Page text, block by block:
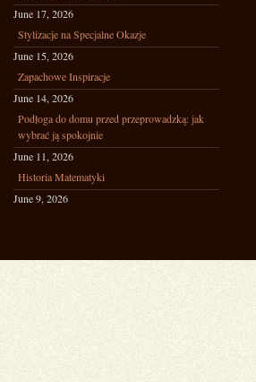
June 17, 2026
Stylizacje na Specjalne Okazje
June 15, 2026
Zapachowe Inspiracje
June 14, 2026
Podłoga do domu przed przeprowadzką: jak
wybrać ją spokojnie
June 11, 2026
Historia Matematyki
June 9, 2026